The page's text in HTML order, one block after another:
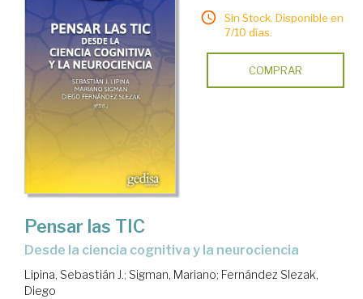
Sin Stock. Disponible en
7/10 días.
COMPRAR
Pensar las TIC
desde la ciencia cognitiva y la neurociencia
Lipina, Sebastián J.; Sigman, Mariano; Fernández Slezak,
Diego